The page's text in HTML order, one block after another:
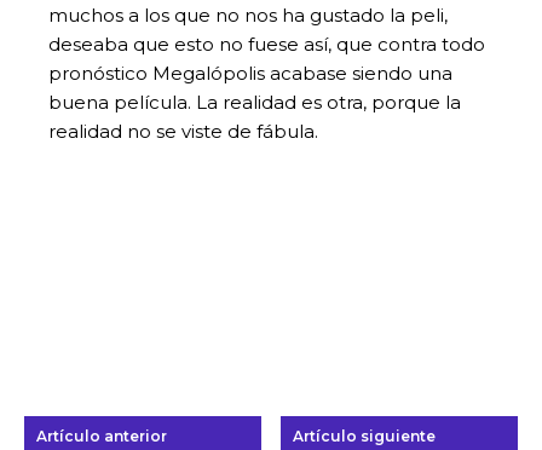
muchos a los que no nos ha gustado la peli,
deseaba que esto no fuese así, que contra todo
pronóstico Megalópolis acabase siendo una
buena película. La realidad es otra, porque la
realidad no se viste de fábula.
Artículo anterior Artículo siguiente